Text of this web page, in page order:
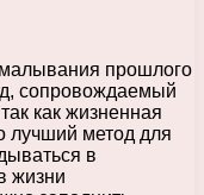
прошлого
сопровождаемый
как жизненная
лучший метод для
в
жизни